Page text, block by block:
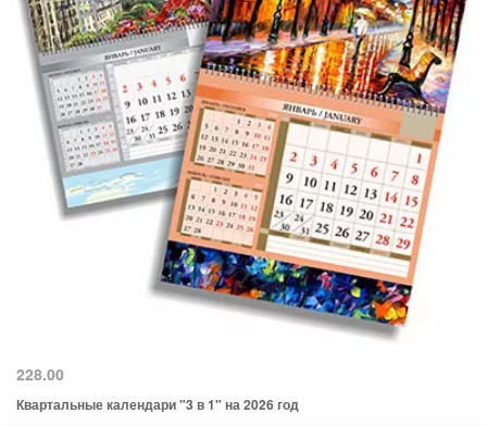
228.00
Квартальные календари "3 в 1" на 2026 год